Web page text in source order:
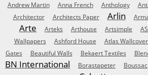
Andrew Martin
Anna French Anthology
Architector
Architects Paper Arlin
Arte Arteks Arthouse Artsimple
Wallpapers
Ashford House Atlas
Gates
Beautiful Walls Bekaert Textiles
BN International Borastapeter Boussac